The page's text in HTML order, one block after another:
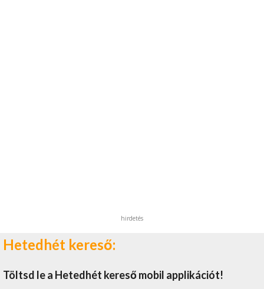
hirdetés
Hetedhét kereső:
Töltsd le a Hetedhét kereső mobil applikációt!